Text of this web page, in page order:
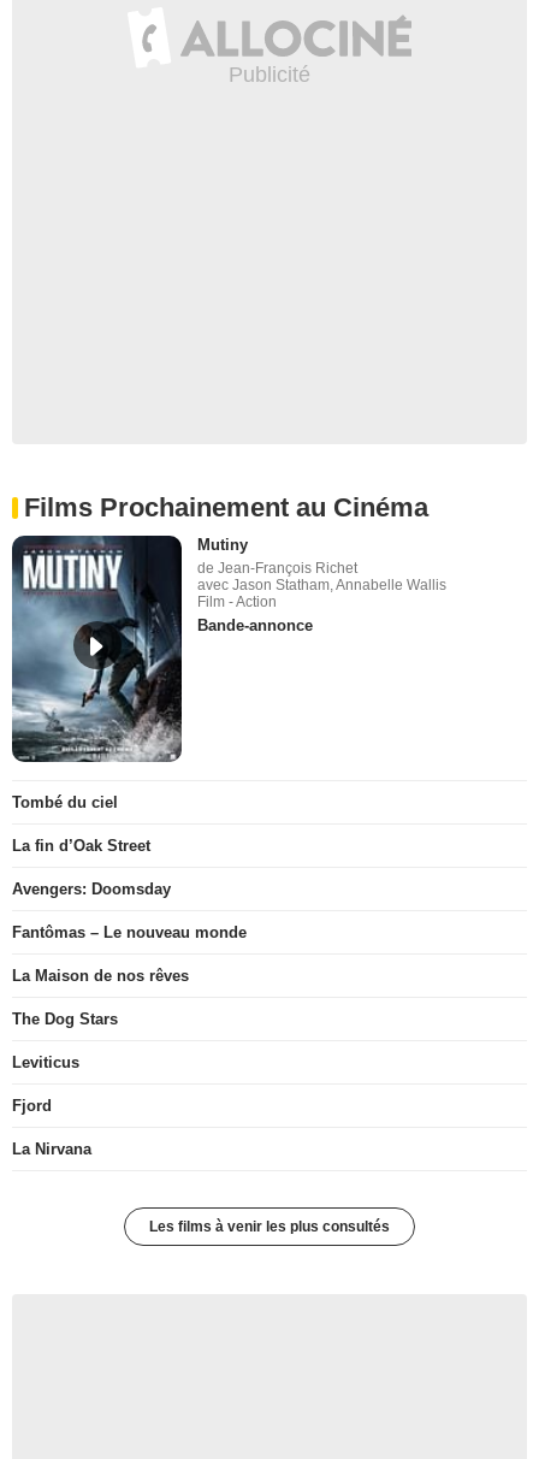
Films Prochainement au Cinéma
Mutiny
de Jean-François Richet
avec Jason Statham, Annabelle Wallis
Film - Action
Bande-annonce
Tombé du ciel
La fin d’Oak Street
Avengers: Doomsday
Fantômas – Le nouveau monde
La Maison de nos rêves
The Dog Stars
Leviticus
Fjord
La Nirvana
Les films à venir les plus consultés